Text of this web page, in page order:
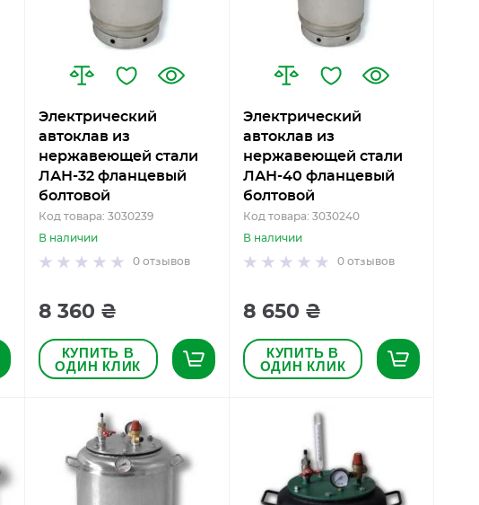
Электрический
автоклав из
нержавеющей стали
ЛАН-32 фланцевый
болтовой
Код товара: 3030239
В наличии
0 отзывов
8 360 ₴
КУПИТЬ В
ОДИН КЛИК
Электрический
автоклав из
нержавеющей стали
ЛАН-40 фланцевый
болтовой
Код товара: 3030240
В наличии
0 отзывов
8 650 ₴
КУПИТЬ В
ОДИН КЛИК